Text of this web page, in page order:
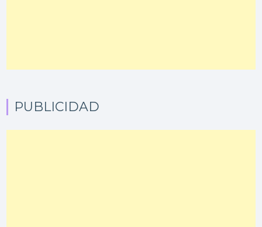
PUBLICIDAD